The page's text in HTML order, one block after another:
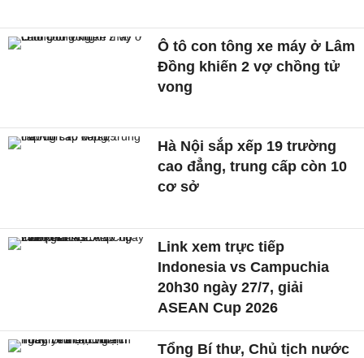
Ô tô con tông xe máy ở Lâm
Đồng khiến 2 vợ chồng tử
vong
Hà Nội sắp xếp 19 trường
cao đẳng, trung cấp còn 10
cơ sở
Link xem trực tiếp
Indonesia vs Campuchia
20h30 ngày 27/7, giải
ASEAN Cup 2026
Tổng Bí thư, Chủ tịch nước